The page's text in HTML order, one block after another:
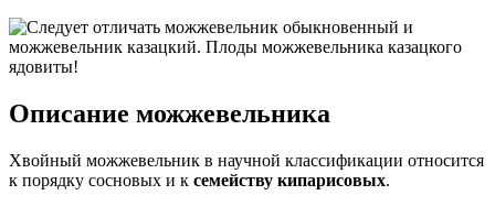
Описание можжевельника
Хвойный можжевельник в научной классификации относится
к порядку сосновых и к семейству кипарисовых.